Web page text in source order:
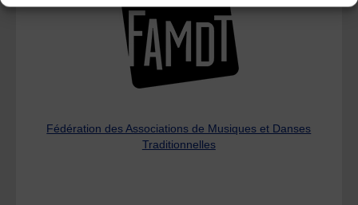
Fédération des Associations de Musiques et Danses
Traditionnelles